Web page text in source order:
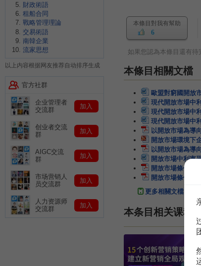
本條目對我有幫助
6
如果您認為本條目還有
本條目相關文檔
歐盟對窮國開放
現代開放市場中
現代開放市場中
現代開放市場中
以開放市場為導
開放市場環境下
以開放市場為導
開放市場中利率
開放市場條件下
開放市場條件下
更多相關文檔
本条目相关课程
財政術語
租船合同
戰略管理理論
交易術語
南韓企業
流家思想
以上内容根据网友推荐自动排序生成
官方社群
企业管理者
交流群
加入
创业者交流
群
加入
AIGC交流
群
加入
市场营销人
员交流群
加入
人力资源师
交流群
加入